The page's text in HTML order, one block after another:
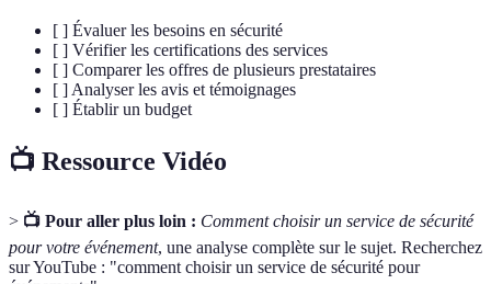
[ ] Évaluer les besoins en sécurité
[ ] Vérifier les certifications des services
[ ] Comparer les offres de plusieurs prestataires
[ ] Analyser les avis et témoignages
[ ] Établir un budget
📺 Ressource Vidéo
> 📺 Pour aller plus loin : Comment choisir un service de sécurité
pour votre événement, une analyse complète sur le sujet. Recherchez
sur YouTube : "comment choisir un service de sécurité pour